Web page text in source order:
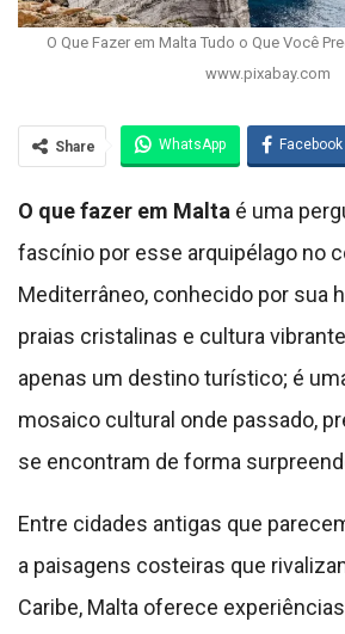
O Que Fazer em Malta Tudo o Que Você
www.pixabay.com
Share WhatsApp Facebook
O que fazer em Malta é uma
fascínio por esse arquipélago no
Mediterrâneo, conhecido por sua
praias cristalinas e cultura
apenas um destino turístico; é
mosaico cultural onde passado,
se encontram de forma
Entre cidades antigas que
a paisagens costeiras que
Caribe, Malta oferece